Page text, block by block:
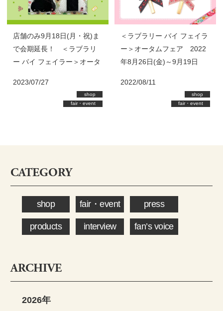
店舗のみ9月18日(月・祝)ま
で会期延長！ ＜ラブラリ
ー バイ フェイラー＞オータ
2023/07/27
shop
fair・event
＜ラブラリー バイ フェイラ
ー＞オータムフェア 2022
年8月26日(金)～9月19日
2022/08/11
shop
fair・event
CATEGORY
shop fair・event press
products interview fan’s voice
ARCHIVE
2026年